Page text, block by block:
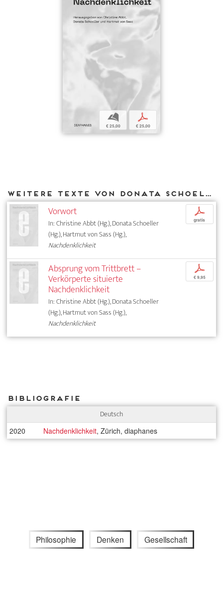
b
€ 25,00
p
€ 25,00
Weitere Texte von Donata Schoeller bei DIAPHANES
Vorwort
In: Christine Abbt (Hg.), Donata Schoeller
(Hg.), Hartmut von Sass (Hg.),
Nachdenklichkeit
p
gratis
Absprung vom Trittbrett –
Verkörperte situierte
Nachdenklichkeit
In: Christine Abbt (Hg.), Donata Schoeller
(Hg.), Hartmut von Sass (Hg.),
Nachdenklichkeit
p
€ 9,95
Bibliografie
Deutsch
2020 Nachdenklichkeit, Zürich, diaphanes
Philosophie Denken Gesellschaft